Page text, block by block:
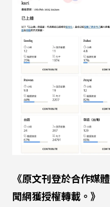
《原文刊登於合作媒體
聞網獲授權轉載。》